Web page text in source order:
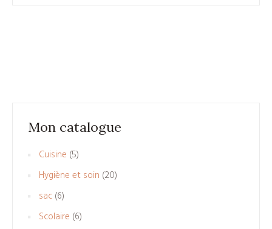
Mon catalogue
Cuisine 55
produits
Hygiène et soin 2020
sac 66
produits
Scolaire 66